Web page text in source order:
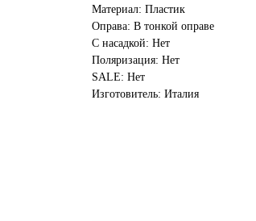
Материал: Пластик
Оправа: В тонкой оправе
С насадкой: Нет
Поляризация: Нет
SALE: Нет
Изготовитель: Италия